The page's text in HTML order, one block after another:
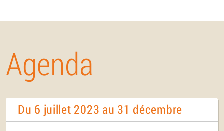
Agenda
Du 6 juillet 2023 au 31 décembre